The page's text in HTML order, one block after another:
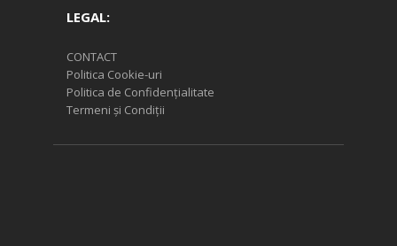
LEGAL:
CONTACT
Politica Cookie-uri
Politica de Confidențialitate
Termeni și Condiții